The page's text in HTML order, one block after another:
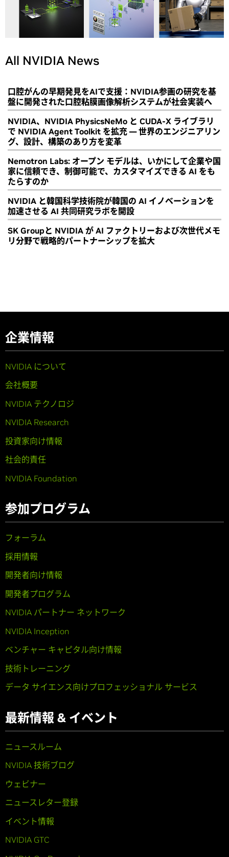
All NVIDIA News
口腔がんの早期発見をAIで支援：NVIDIA参画の研究を基
盤に開発された口腔粘膜画像解析システムが社会実装へ
NVIDIA、NVIDIA PhysicsNeMo と CUDA-X ライブラリ
で NVIDIA Agent Toolkit を拡充 ― 世界のエンジニアリン
グ、設計、構築のあり方を変革
Nemotron Labs: オープン モデルは、いかにして企業や国
家に信頼でき、制御可能で、カスタマイズできる AI をも
たらすのか
NVIDIA と韓国科学技術院が韓国の AI イノベーションを
加速させる AI 共同研究ラボを開設
SK Groupと NVIDIA が AI ファクトリーおよび次世代メモ
リ分野で戦略的パートナーシップを拡大
企業情報
NVIDIA について
会社概要
NVIDIA テクノロジ
NVIDIA Research
投資家向け情報
社会的責任
NVIDIA Foundation
参加プログラム
フォーラム
採用情報
開発者向け情報
開発者プログラム
NVIDIA パートナー ネットワーク
NVIDIA Inception
ベンチャー キャピタル向け情報
技術トレーニング
データ サイエンス向けプロフェッショナル サービス
最新情報 & イベント
ニュースルーム
NVIDIA 技術ブログ
ウェビナー
ニュースレター登録
イベント情報
NVIDIA GTC